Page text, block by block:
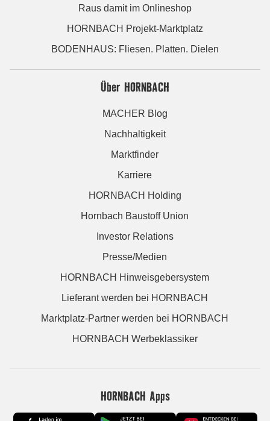
Raus damit im Onlineshop
HORNBACH Projekt-Marktplatz
BODENHAUS: Fliesen. Platten. Dielen
Über HORNBACH
MACHER Blog
Nachhaltigkeit
Marktfinder
Karriere
HORNBACH Holding
Hornbach Baustoff Union
Investor Relations
Presse/Medien
HORNBACH Hinweisgebersystem
Lieferant werden bei HORNBACH
Marktplatz-Partner werden bei HORNBACH
HORNBACH Werbeklassiker
HORNBACH Apps